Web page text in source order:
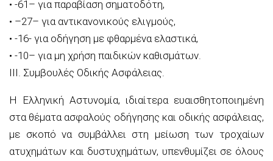
• -61 – για παραβίαση σηματοδότη,
• –27– για αντικανονικούς ελιγμούς,
• -16- για οδήγηση με φθαρμένα ελαστικά,
• -10– για μη χρήση παιδικών καθισμάτων
ΙΙΙ. Συμβουλές Οδικής Ασφάλειας.
Η Ελληνική Αστυνομία, ιδιαίτερα ευαισθητοποιημένη
στα θέματα ασφαλούς οδήγησης και οδικής ασφάλειας,
με σκοπό να συμβάλλει στη μείωση των τροχαίων
ατυχημάτων και δυστυχημάτων, υπενθυμίζει σε όλους